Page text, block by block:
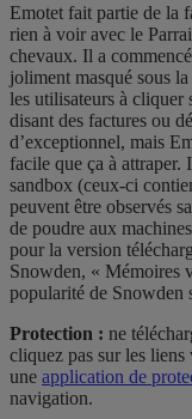
Emotet fait partie de la
rien à voir avec le
chevaux. Il a
joliment masqué sous
les utilisateurs à cliquer
disant des factures ou
d’exceptionnel, mais
facile que ça à
sandbox (ceux-ci
peuvent être observés
de poudre aux
pour la version
Snowden, « Mémoires
popularité de Snowden
Protection : ne
cliquez pas sur les liens
une application de
navigation.